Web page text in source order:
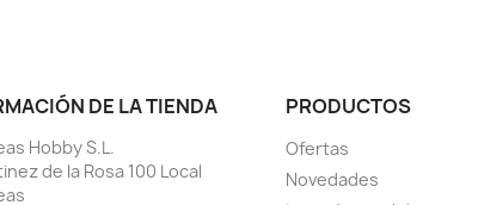
DE LA TIENDA
Hobby S.L.
de la Rosa 100 Local
PRODUCTOS
Ofertas
Novedades